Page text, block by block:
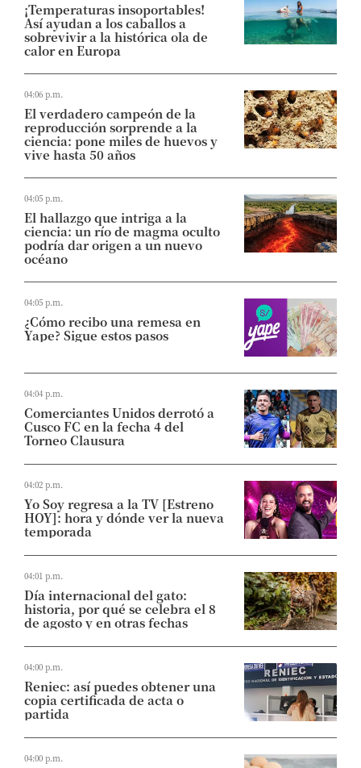
¡Temperaturas insoportables!
Así ayudan a los caballos a
sobrevivir a la histórica ola de
calor en Europa
04:06 p.m.
El verdadero campeón de la
reproducción sorprende a la
ciencia: pone miles de huevos y
vive hasta 50 años
04:05 p.m.
El hallazgo que intriga a la
ciencia: un río de magma oculto
podría dar origen a un nuevo
océano
04:05 p.m.
¿Cómo recibo una remesa en
Yape? Sigue estos pasos
04:04 p.m.
Comerciantes Unidos derrotó a
Cusco FC en la fecha 4 del
Torneo Clausura
04:02 p.m.
Yo Soy regresa a la TV [Estreno
HOY]: hora y dónde ver la nueva
temporada
04:01 p.m.
Día internacional del gato:
historia, por qué se celebra el 8
de agosto y en otras fechas
04:00 p.m.
Reniec: así puedes obtener una
copia certificada de acta o
partida
04:00 p.m.